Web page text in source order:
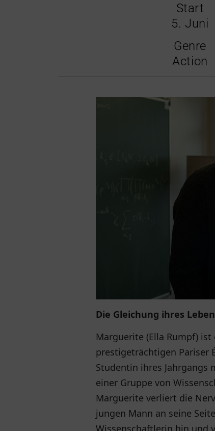
Start
5. Juni
Genre
Action
Die Gleichung ihres
Marguerite (Ella Rumpf)
prestigeträchtigen Pariser
Studentin ihres
einer Gruppe von
Marguerite verliert die
jungen Mann an seine
Wissenschaftlerin hin und